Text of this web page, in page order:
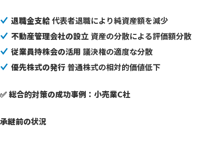
退職金支給代表者退職により純資産額を減少
不動産管理会社の設立 資産の分散による評価額分散
従業員持株会の活用 議決権の適度な分散
優先株式の発行普通株式の相対的価値低下
✅ 総合的対策の成功事例：小売業C社
承継前の状況